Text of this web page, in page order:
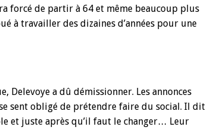
forcé de partir à 64 et même beaucoup plus
à travailler des dizaines d’années pour une
Delevoye a dû démissionner. Les annonces
sent obligé de prétendre faire du social. Il dit
et juste après qu’il faut le changer… Leur